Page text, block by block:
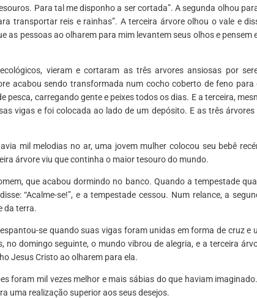
Para tal me disponho a ser cortada”. A segunda olhou
transportar reis e rainhas”. A terceira árvore olhou o vale e
as pessoas ao olharem para mim levantem seus olhos e pensem
vieram e cortaram as três arvores ansiosas por
acabou sendo transformada num cocho coberto de feno para
pesca, carregando gente e peixes todos os dias. E a terceira,
vigas e foi colocada ao lado de um depósito. E as três árvores
mil melodias no ar, uma jovem mulher colocou seu bebê
árvore viu que continha o maior tesouro do mundo.
que acabou dormindo no banco. Quando a tempestade
“Acalme-se!”, e a tempestade cessou. Num relance, a
da terra.
se quando suas vigas foram unidas em forma de cruz e
no domingo seguinte, o mundo vibrou de alegria, e a terceira
Jesus Cristo ao olharem para ela.
foram mil vezes melhor e mais sábias do que haviam
uma realização superior aos seus desejos.